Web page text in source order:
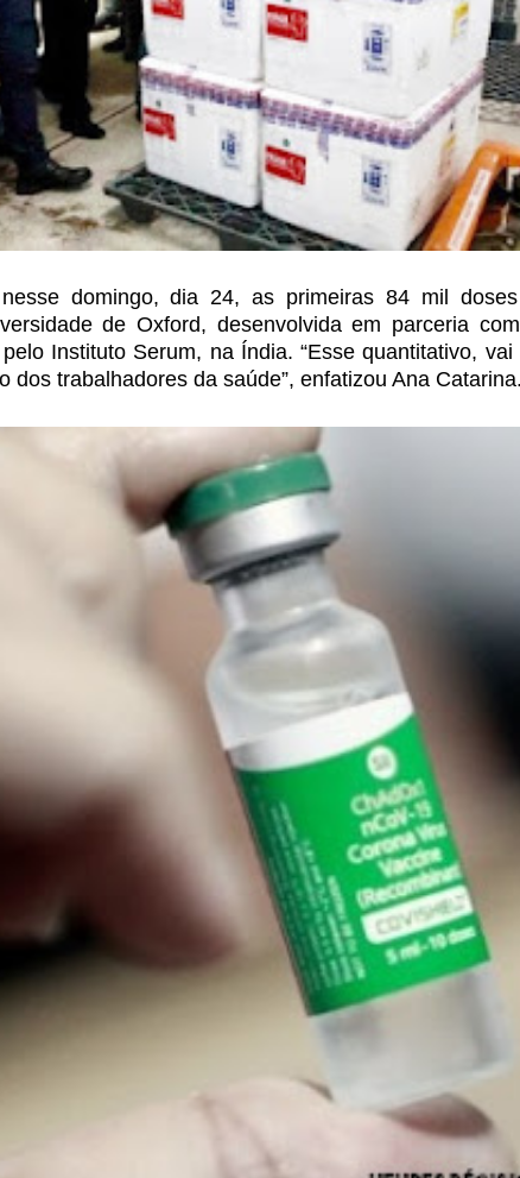
domingo, dia 24, as primeiras 84 mil
de Oxford, desenvolvida em parceria
Instituto Serum, na Índia. “Esse quantitativo, vai
dos trabalhadores da saúde”, enfatizou Ana Catarina.